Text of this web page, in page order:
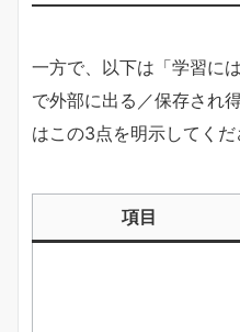
一方で、以下は「学習に
で外部に出る／保存され
はこの3点を明示してくだ
項目